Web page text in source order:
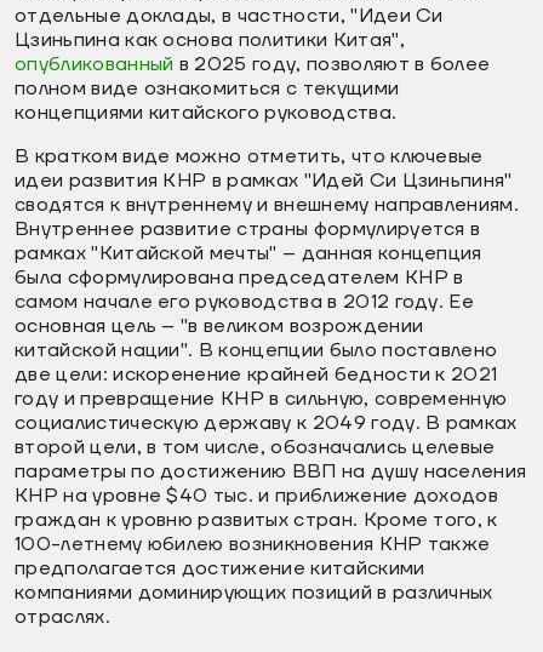
отдельные доклады, в частности, "Идеи Си
Цзиньпина как основа политики Китая",
опубликованный в 2025 году, позволяют в более
полном виде ознакомиться с текущими
концепциями китайского руководства.
В кратком виде можно отметить, что ключевые
идеи развития КНР в рамках "Идей Си Цзиньпиня"
сводятся к внутреннему и внешнему направлениям.
Внутреннее развитие страны формулируется в
рамках "Китайской мечты" – данная концепция
была сформулирована председателем КНР в
самом начале его руководства в 2012 году. Ее
основная цель – "в великом возрождении
китайской нации". В концепции было поставлено
две цели: искоренение крайней бедности к 2021
году и превращение КНР в сильную, современную
социалистическую державу к 2049 году. В рамках
второй цели, в том числе, обозначались целевые
параметры по достижению ВВП на душу населения
КНР на уровне $40 тыс. и приближение доходов
граждан к уровню развитых стран. Кроме того, к
100-летнему юбилею возникновения КНР также
предполагается достижение китайскими
компаниями доминирующих позиций в различных
отраслях.